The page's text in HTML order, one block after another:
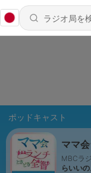
ポッドキャスト
ママ
MBCラ
らいい